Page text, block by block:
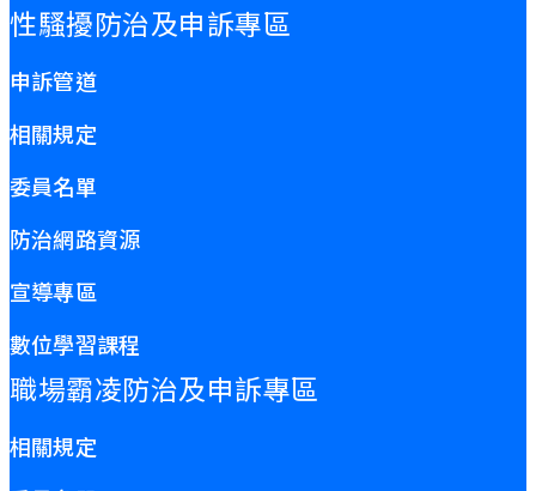
性騷擾防治及申訴專區
申訴管道
相關規定
委員名單
防治網路資源
宣導專區
數位學習課程
職場霸凌防治及申訴專區
相關規定